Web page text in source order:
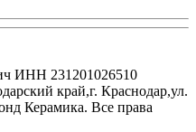
ИНН 231201026510
край,г. Краснодар,ул.
Керамика. Все права